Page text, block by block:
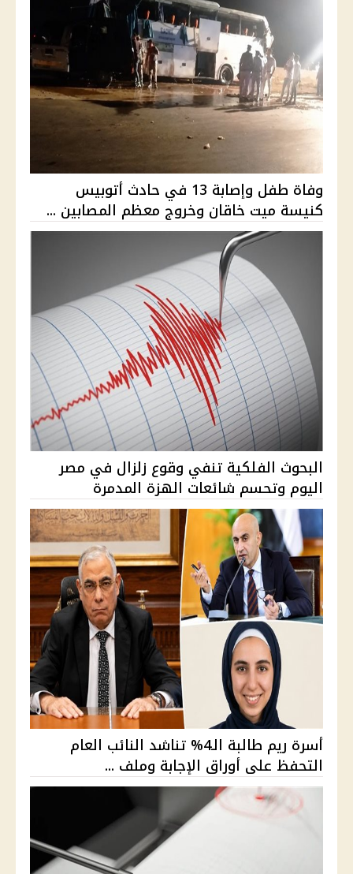
وفاة طفل وإصابة 13 في حادث أتوبيس
كنيسة ميت خاقان وخروج معظم المصابين ...
البحوث الفلكية تنفي وقوع زلزال في مصر
اليوم وتحسم شائعات الهزة المدمرة
أسرة ريم طالبة الـ4% تناشد النائب العام
التحفظ على أوراق الإجابة وملف ...